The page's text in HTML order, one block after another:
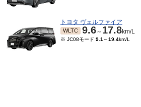
トヨタ ヴェルファイア
WLTC 9.6～ 17.8km/L
※ JC08モード 9.1 ～19.4km/L